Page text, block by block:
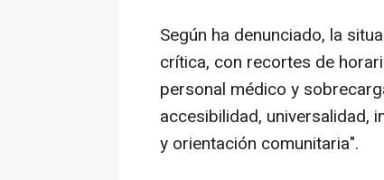
Según ha denunciado, la
crítica, con recortes de
personal médico y
accesibilidad, universalidad,
y orientación comunitaria".